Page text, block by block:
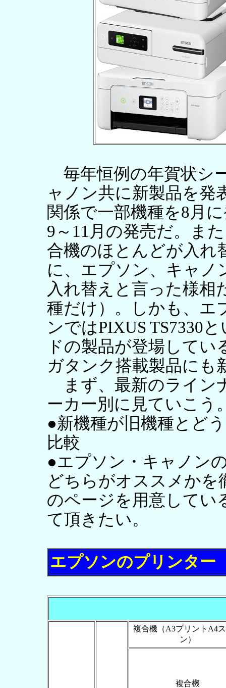
毎年恒例の年賀状シ
ャノン共に新製品を発
関係で一部機種を8月
9～11月の発売だ。ま
合機のほとんどが入れ
に、エプソン、キャノ
入れ替えと言った様相
種だけ）。しかも、エ
ンではPIXUS TS7330
ドの製品が登場して
ガタンク搭載製品にも
まず、最新のライン
ーカー別に見ていこう
●新機種が旧機種とど
比較
●エプソン・キャノン
どちらがオススメかを
のページを用意してい
て頂きたい。
エプソンのプリンター
複合機（A3プリントA4
ン）
複合機